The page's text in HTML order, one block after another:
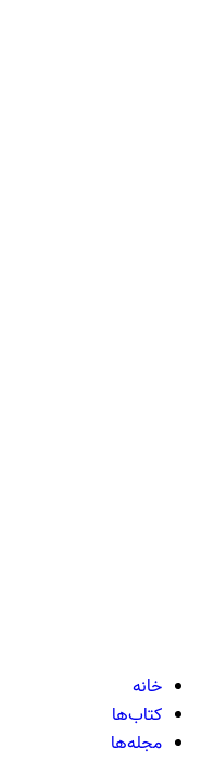
خانه
کتاب‌ها
مجله‌ها